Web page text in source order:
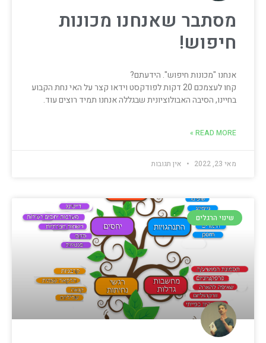
מסתבר שאנחנו מכונות
חיפוש!
אנחנו "מכונות חיפוש". הידעתם?
קחו לעצמכם 20 דקות לפודקסט וידאו קצר על האי נחת הקבוע
בחיינו, הסיבה האבולוציונית שבגללה אנחנו תמיד רוצים עוד.
READ MORE »
מאי 23, 2022 אין תגובות
שינוי הרגלים